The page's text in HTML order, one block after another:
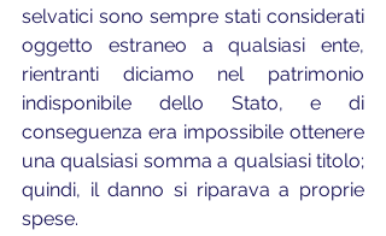
selvatici sono sempre stati considerati
oggetto estraneo a qualsiasi ente,
rientranti diciamo nel patrimonio
indisponibile dello Stato, e di
conseguenza era impossibile ottenere
una qualsiasi somma a qualsiasi titolo;
quindi, il danno si riparava a proprie
spese.